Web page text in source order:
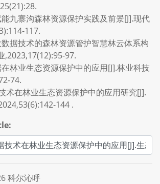
九寨沟森林资源保护实践及前景[J].现代
117.
据技术的森林资源管护智慧林云体系构
,2023,17(12):95-97.
林业生态资源保护中的应用[J].林业科技
74.
术在林业生态资源保护中的应用研究[J].
144 .
科尔沁呼